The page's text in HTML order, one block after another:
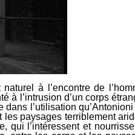
à l’encontre de
à l’intrusion d’un corps
dans l’utilisation
paysages terriblement
qui l’intéressent et